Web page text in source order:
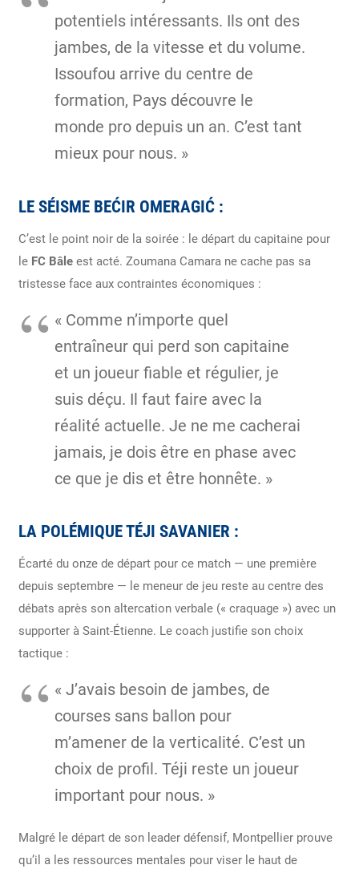
potentiels intéressants. Ils ont des
jambes, de la vitesse et du volume.
Issoufou arrive du centre de
formation, Pays découvre le
monde pro depuis un an. C’est tant
mieux pour nous. »
LE SÉISME BEĆIR OMERAGIĆ :
C’est le point noir de la soirée : le départ du capitaine pour
le FC Bâleest acté. Zoumana Camara ne cache pas sa
tristesse face aux contraintes économiques :
« Comme n’importe quel
entraîneur qui perd son capitaine
et un joueur fiable et régulier, je
suis déçu. Il faut faire avec la
réalité actuelle. Je ne me cacherai
jamais, je dois être en phase avec
ce que je dis et être honnête. »
LA POLÉMIQUE TÉJI SAVANIER :
Écarté du onze de départ pour ce match — une première
depuis septembre — le meneur de jeu reste au centre des
débats après son altercation verbale (« craquage ») avec un
supporter à Saint-Étienne. Le coach justifie son choix
tactique :
« J’avais besoin de jambes, de
courses sans ballon pour
m’amener de la verticalité. C’est un
choix de profil. Téji reste un joueur
important pour nous. »
Malgré le départ de son leader défensif, Montpellier prouve
qu’il a les ressources mentales pour viser le haut de